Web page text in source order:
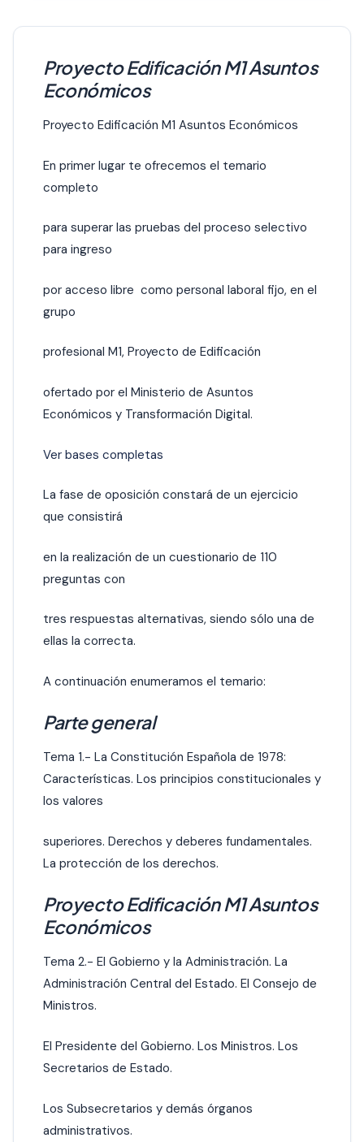
Proyecto Edificación M1 Asuntos
Económicos
Proyecto Edificación M1 Asuntos Económicos
En primer lugar te ofrecemos el temario
completo
para superar las pruebas del proceso selectivo
para ingreso
por acceso libre como personal laboral fijo, en el
grupo
profesional M1, Proyecto de Edificación
ofertado por el Ministerio de Asuntos
Económicos y Transformación Digital.
Ver bases completas
La fase de oposición constará de un ejercicio
que consistirá
en la realización de un cuestionario de 110
preguntas con
tres respuestas alternativas, siendo sólo una de
ellas la correcta.
A continuación enumeramos el temario:
Parte general
Tema 1.- La Constitución Española de 1978:
Características. Los principios constitucionales y
los valores
superiores. Derechos y deberes fundamentales.
La protección de los derechos.
Proyecto Edificación M1 Asuntos
Económicos
Tema 2.- El Gobierno y la Administración. La
Administración Central del Estado. El Consejo de
Ministros.
El Presidente del Gobierno. Los Ministros. Los
Secretarios de Estado.
Los Subsecretarios y demás órganos
administrativos.